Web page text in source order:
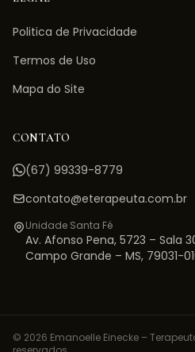
Politica de Privacidade
Termos de Uso
Mapa do Site
CONTATO
(67) 99339-8779
contato@eterapeuta.com.br
Unidade Santa Fé
Av. Afonso Pena, 5723 – Sala
Campo Grande – MS, 79031-
© 2026 Emanoelle Einecke –